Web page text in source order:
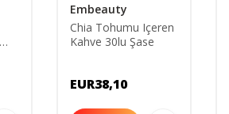
Embeauty
Chia Tohumu Içeren
Kahve 30lu Şase
EUR38,10